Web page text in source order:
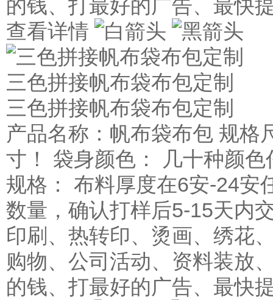
的钱、打最好的广告、最快
查看详情
三色拼接帆布袋布包定制
三色拼接帆布袋布包定制
产品名称：帆布袋布包 规格
寸！ 袋身颜色： 几十种颜
规格： 布料厚度在6安-24安
数量，确认打样后5-15天内
印刷、热转印、烫画、绣花
购物、公司活动、资料装放
的钱、打最好的广告、最快